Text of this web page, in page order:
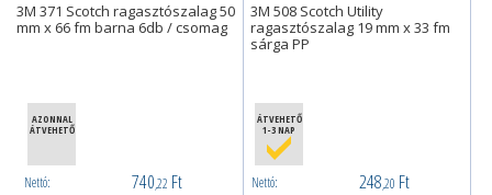
3M 371 Scotch ragasztószalag 50
mm x 66 fm barna 6db / csomag
AZONNAL
ÁTVEHETŐ
Nettó: 740,22 Ft
3M 508 Scotch Utility
ragasztószalag 19 mm x 33 fm
sárga PP
ÁTVEHETŐ
1-3 NAP
Nettó: 248,20 Ft